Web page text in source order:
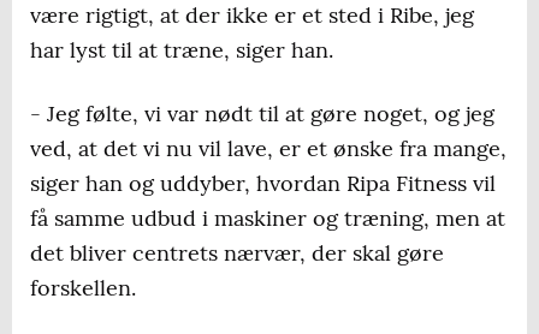
være rigtigt, at der ikke er et sted i Ribe, jeg
har lyst til at træne, siger han.
- Jeg følte, vi var nødt til at gøre noget, og jeg
ved, at det vi nu vil lave, er et ønske fra mange,
siger han og uddyber, hvordan Ripa Fitness vil
få samme udbud i maskiner og træning, men at
det bliver centrets nærvær, der skal gøre
forskellen.